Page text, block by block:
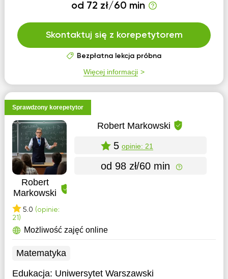
od 72 zł/60 min
Skontaktuj się z korepetytorem
Bezpłatna lekcja próbna
Więcej informacji
Sprawdzony korepetytor
Robert
Markowski
5.0 (opinie:
21)
Robert Markowski
5 opinie: 21
od 98 zł/60 min
Możliwość zajęć online
Matematyka
Edukacja: Uniwersytet Warszawski